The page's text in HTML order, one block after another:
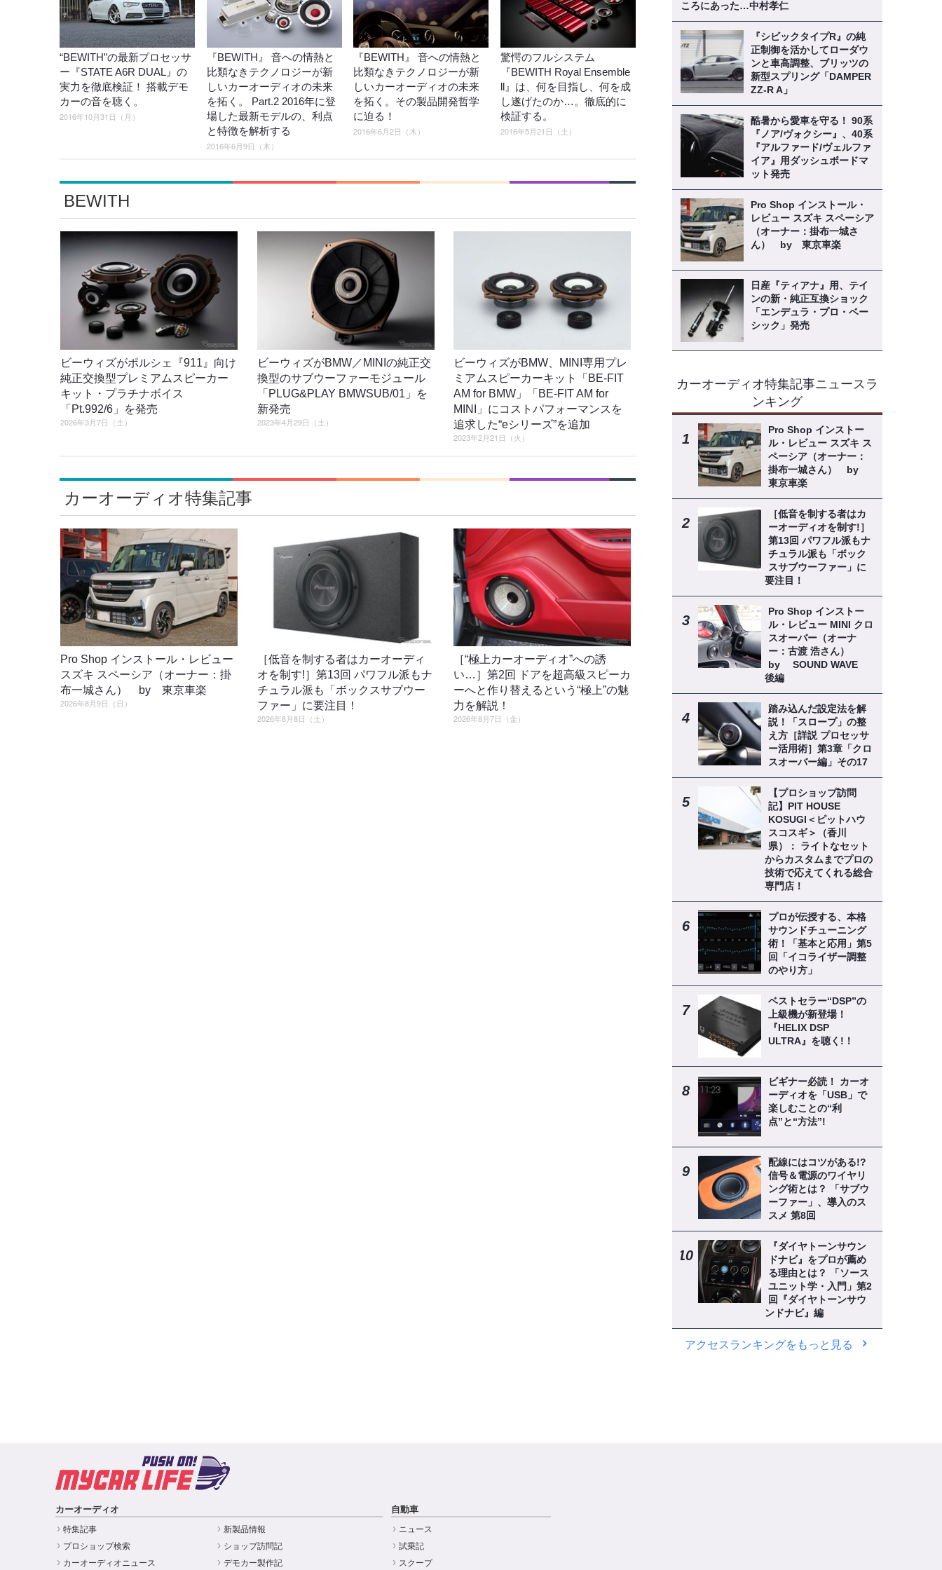
“BEWITH”の最新プロセッサ
ー『STATE A6R DUAL』の
実力を徹底検証！ 搭載デモ
カーの音を聴く。
2016年10月31日（月）
『BEWITH』 音への情熱と
比類なきテクノロジーが新
しいカーオーディオの未来
を拓く。 Part.2 2016年に登
場した最新モデルの、利点
と特徴を解析する
2016年6月9日（木）
『BEWITH』 音への情熱と
比類なきテクノロジーが新
しいカーオーディオの未来
を拓く。その製品開発哲学
に迫る！
2016年6月2日（木）
驚愕のフルシステム
『BEWITH Royal Ensemble
ll』は、何を目指し、何を成
し遂げたのか…。徹底的に
検証する。
2016年5月21日（土）
BEWITH
ビーウィズがポルシェ『911』向け
純正交換型プレミアムスピーカー
キット・プラチナボイス
「Pt.992/6」を発売
2026年3月7日（土）
ビーウィズがBMW／MINIの純正交
換型のサブウーファーモジュール
「PLUG&PLAY BMWSUB/01」を
新発売
2023年4月29日（土）
ビーウィズがBMW、MINI専用プレ
ミアムスピーカーキット「BE-FIT
AM for BMW」「BE-FIT AM for
MINI」にコストパフォーマンスを
追求した“eシリーズ”を追加
2023年2月21日（火）
カーオーディオ特集記事
Pro Shop インストール・レビュー
スズキ スペーシア（オーナー：掛
布一城さん） by 東京車楽
2026年8月9日（日）
［低音を制する者はカーオーディ
オを制す!］第13回 パワフル派もナ
チュラル派も「ボックスサブウー
ファー」に要注目！
2026年8月8日（土）
［“極上カーオーディオ”への誘
い…］第2回 ドアを超高級スピーカ
ーへと作り替えるという“極上”の魅
力を解説！
2026年8月7日（金）
ころにあった…中村孝仁
『シビックタイプR』の純
正制御を活かしてローダウ
ンと車高調整、ブリッツの
新型スプリング「DAMPER
ZZ-R A」
酷暑から愛車を守る！ 90系
『ノア/ヴォクシー』、40系
『アルファード/ヴェルファ
イア』用ダッシュボードマ
ット発売
Pro Shop インストール・
レビュー スズキ スペーシア
（オーナー：掛布一城さ
ん） by 東京車楽
日産『ティアナ』用、テイ
ンの新・純正互換ショック
「エンデュラ・プロ・ベー
シック」発売
カーオーディオ特集記事ニュースラ
ンキング
Pro Shop インストー
ル・レビュー スズキ ス
ペーシア（オーナー：
掛布一城さん） by
東京車楽
［低音を制する者はカ
ーオーディオを制す!］
第13回 パワフル派もナ
チュラル派も「ボック
スサブウーファー」に
要注目！
Pro Shop インストー
ル・レビュー MINI クロ
スオーバー（オーナ
ー：古渡 浩さん）
by SOUND WAVE
後編
踏み込んだ設定法を解
説！「スロープ」の整
え方［詳説 プロセッサ
ー活用術］第3章「クロ
スオーバー編」その17
【プロショップ訪問
記】PIT HOUSE
KOSUGI＜ピットハウ
スコスギ＞（香川
県）： ライトなセット
からカスタムまでプロの
技術で応えてくれる総合
専門店！
プロが伝授する、本格
サウンドチューニング
術！「基本と応用」第5
回「イコライザー調整
のやり方」
ベストセラー“DSP”の
上級機が新登場！
『HELIX DSP
ULTRA』を聴く!！
ビギナー必読！ カーオ
ーディオを「USB」で
楽しむことの“利
点”と“方法”!
配線にはコツがある!?
信号＆電源のワイヤリ
ング術とは？ 「サブウ
ーファー」、導入のス
スメ 第8回
『ダイヤトーンサウン
ドナビ』をプロが薦め
る理由とは？ 「ソース
ユニット学・入門」第2
回『ダイヤトーンサウ
ンドナビ』編
アクセスランキングをもっと見る
カーオーディオ
特集記事
新製品情報
プロショップ検索
ショップ訪問記
カーオーディオニュース
デモカー製作記
自動車
ニュース
試乗記
スクープ